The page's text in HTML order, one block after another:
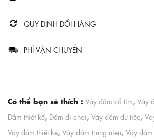
QUY ĐỊNH ĐỔI HÀNG
PHÍ VẬN CHUYỂN
Có thể bạn sẽ thích : Váy đầm cổ tim, Váy
Đầm thiết kế, Đầm đi chơi, Váy đầm dự tiệc,
Váy đầm thiết kế, Váy đầm trung niên, Váy